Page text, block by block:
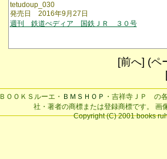
tetudoup_030
発売日 2016年9月27日
週刊 鉄道ぺディア 国鉄ＪＲ ３０号
[前へ] (ペ
ＢＯＯＫＳルーエ・ ＢＭＳＨＯＰ ・吉祥寺ＪＰ の
社・著者の商標または登録商標です。 画
Copyright (C) 2001 books